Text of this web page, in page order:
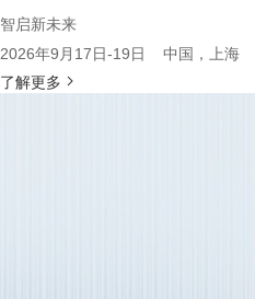
智启新未来
2026年9月17日-19日 中国，上海
了解更多